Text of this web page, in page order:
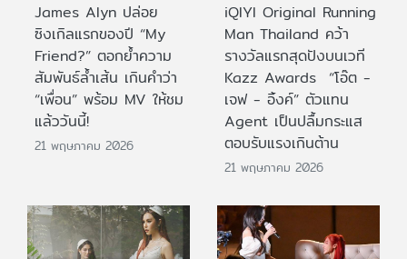
James Alyn ปล่อย
ซิงเกิลแรกของปี “My
Friend?” ตอกย้ำความ
สัมพันธ์ล้ำเส้น เกินคำว่า
“เพื่อน” พร้อม MV ให้ชม
แล้ววันนี้!
21 พฤษภาคม 2026
iQIYI Original Running
Man Thailand คว้า
รางวัลแรกสุดปังบนเวที
Kazz Awards “โอ๊ต -
เจฟ - อิ้งค์” ตัวแทน
Agent เป็นปลื้มกระแส
ตอบรับแรงเกินต้าน
21 พฤษภาคม 2026